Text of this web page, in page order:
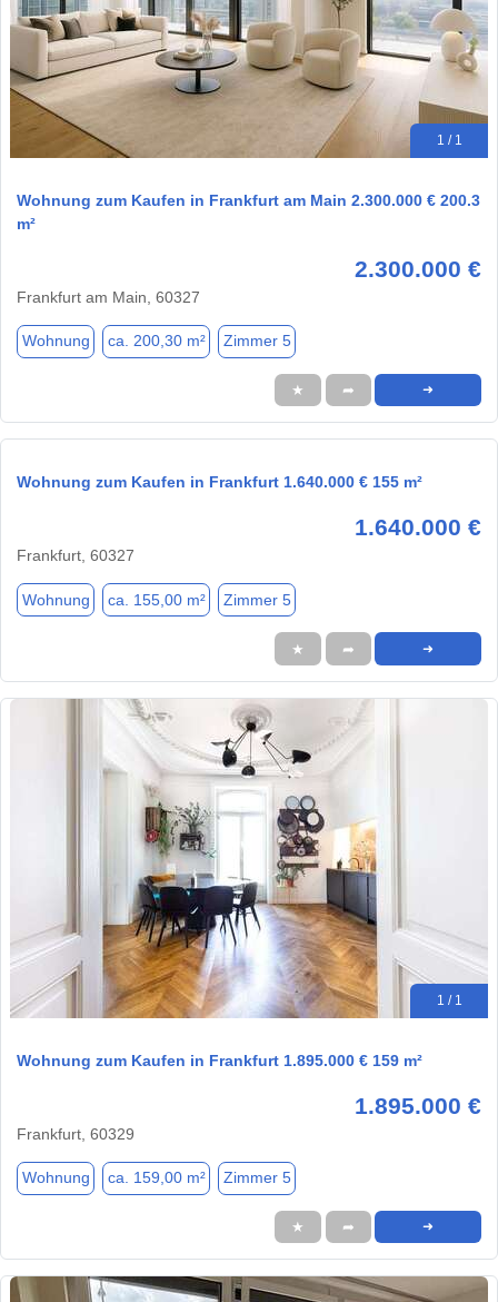
1 / 1
Wohnung zum Kaufen in Frankfurt am Main 2.300.000 € 200.3
m²
2.300.000 €
Frankfurt am Main, 60327
Wohnung ca. 200,30 m² Zimmer 5
★ ➦ ➜
Wohnung zum Kaufen in Frankfurt 1.640.000 € 155 m²
1.640.000 €
Frankfurt, 60327
Wohnung ca. 155,00 m² Zimmer 5
★ ➦ ➜
1 / 1
Wohnung zum Kaufen in Frankfurt 1.895.000 € 159 m²
1.895.000 €
Frankfurt, 60329
Wohnung ca. 159,00 m² Zimmer 5
★ ➦ ➜